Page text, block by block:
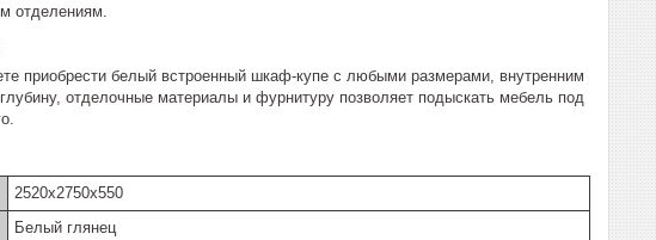
отделениям.
приобрести белый встроенный шкаф-купе с любыми размерами, внутренним
отделочные материалы и фурнитуру позволяет подыскать мебель под
2520х2750х550
Белый глянец